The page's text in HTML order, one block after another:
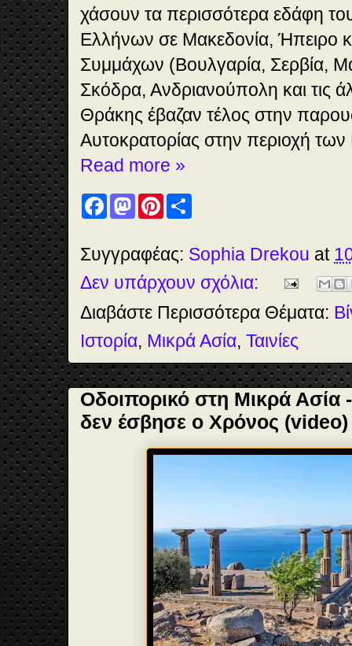
χάσουν τα περισσότερα εδάφη
Ελλήνων σε Μακεδονία, Ήπειρο
Συμμάχων (Βουλγαρία, Σερβία,
Σκόδρα, Ανδριανούπολη και τις
Θράκης έβαζαν τέλος στην
Αυτοκρατορίας στην περιοχή
Read more »
F
a
b
o
o
k
M
a
o
d
o
n
P
e
r
e
s
e
Συγγραφέας: Sophia Drekou at
Δεν υπάρχουν σχόλια:
Διαβάστε Περισσότερα Θέματα:
Ιστορία, Μικρά Ασία, Ταινίες
Οδοιπορικό στη Μικρά Ασία
δεν έσβησε ο Χρόνος (video)